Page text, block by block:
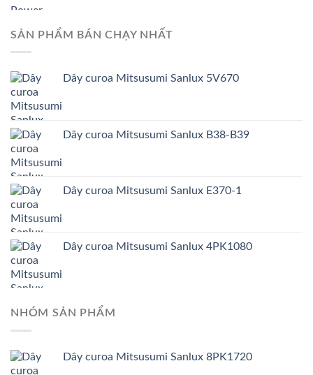
SẢN PHẨM BÁN CHẠY NHẤT
Dây curoa Mitsusumi Sanlux 5V670
Dây curoa Mitsusumi Sanlux B38-B39
Dây curoa Mitsusumi Sanlux E370-1
Dây curoa Mitsusumi Sanlux 4PK1080
NHÓM SẢN PHẨM
Dây curoa Mitsusumi Sanlux 8PK1720